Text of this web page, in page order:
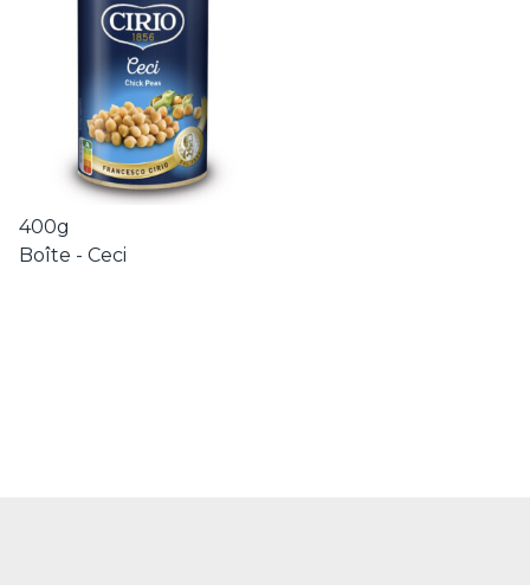
400g
Boîte - Ceci